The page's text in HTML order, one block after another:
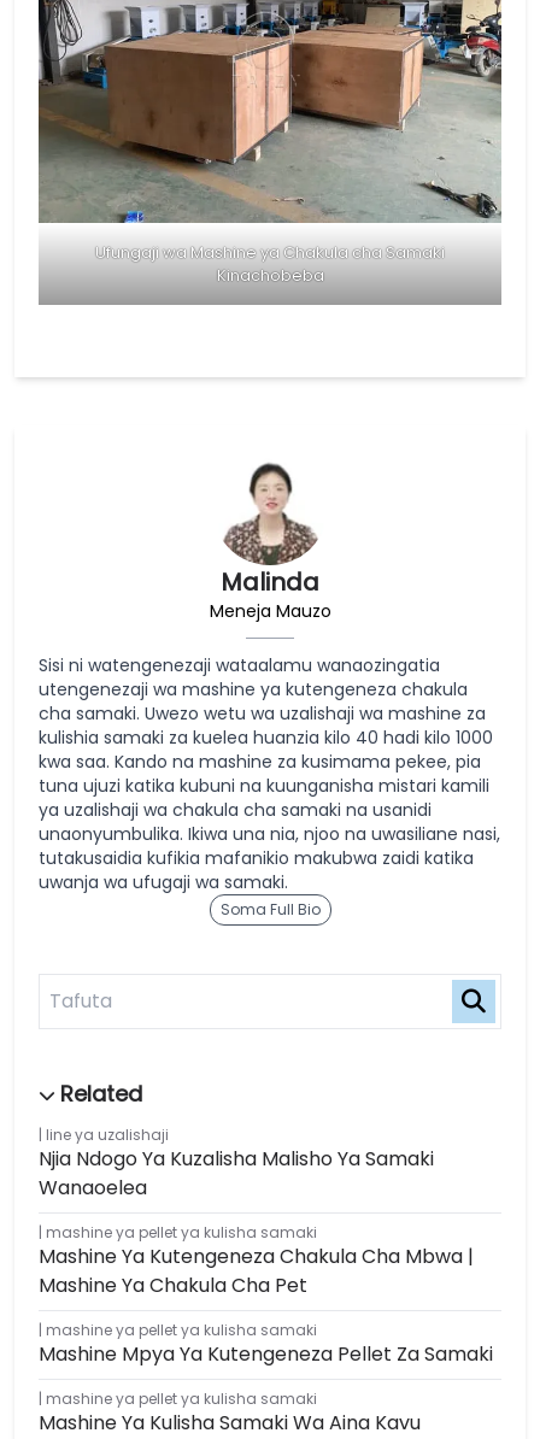
Malinda
Meneja Mauzo
Sisi ni watengenezaji wataalamu wanaozingatia
utengenezaji wa mashine ya kutengeneza chakula
cha samaki. Uwezo wetu wa uzalishaji wa mashine za
kulishia samaki za kuelea huanzia kilo 40 hadi kilo 1000
kwa saa. Kando na mashine za kusimama pekee, pia
tuna ujuzi katika kubuni na kuunganisha mistari kamili
ya uzalishaji wa chakula cha samaki na usanidi
unaonyumbulika. Ikiwa una nia, njoo na uwasiliane nasi,
tutakusaidia kufikia mafanikio makubwa zaidi katika
uwanja wa ufugaji wa samaki.
Soma Full Bio
line ya uzalishaji
Njia Ndogo Ya Kuzalisha Malisho Ya Samaki
Wanaoelea
mashine ya pellet ya kulisha samaki
Mashine Ya Kutengeneza Chakula Cha Mbwa |
Mashine Ya Chakula Cha Pet
mashine ya pellet ya kulisha samaki
Mashine Mpya Ya Kutengeneza Pellet Za Samaki
mashine ya pellet ya kulisha samaki
Mashine Ya Kulisha Samaki Wa Aina Kavu
Ufungaji wa Mashine ya Chakula cha Samaki
Kinachobeba